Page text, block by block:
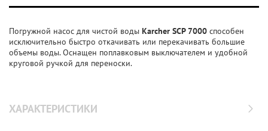
Погружной насос для чистой воды Karcher SСP 7000 способен
исключительно быстро откачивать или перекачивать большие
объемы воды. Оснащен поплавковым выключателем и удобной
круговой ручкой для переноски.
ХАРАКТЕРИСТИКИ